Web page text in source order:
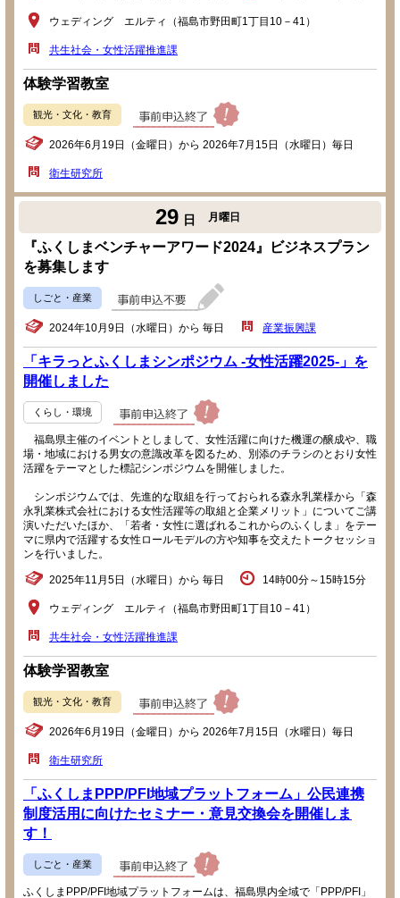
ウェディング エルティ（福島市野田町1丁目10－41）
共生社会・女性活躍推進課
体験学習教室
観光・文化・教育
2026年6月19日（金曜日）から 2026年7月15日（水曜日）毎日
衛生研究所
29 日 月曜日
『ふくしまベンチャーアワード2024』ビジネスプラン
を募集します
しごと・産業
2024年10月9日（水曜日）から 毎日 産業振興課
「キラっとふくしまシンポジウム -女性活躍2025-」を
開催しました
くらし・環境
福島県主催のイベントとしまして、女性活躍に向けた機運の醸成や、職
場・地域における男女の意識改革を図るため、別添のチラシのとおり女性
活躍をテーマとした標記シンポジウムを開催しました。
シンポジウムでは、先進的な取組を行っておられる森永乳業様から「森
永乳業株式会社における女性活躍等の取組と企業メリット」についてご講
演いただいたほか、「若者・女性に選ばれるこれからのふくしま」をテー
マに県内で活躍する女性ロールモデルの方や知事を交えたトークセッショ
ンを行いました。
2025年11月5日（水曜日）から 毎日 14時00分～15時15分
ウェディング エルティ（福島市野田町1丁目10－41）
共生社会・女性活躍推進課
体験学習教室
観光・文化・教育
2026年6月19日（金曜日）から 2026年7月15日（水曜日）毎日
衛生研究所
「ふくしまPPP/PFI地域プラットフォーム」公民連携
制度活用に向けたセミナー・意見交換会を開催しま
す！
しごと・産業
ふくしまPPP/PFI地域プラットフォームは、福島県内全域で「PPP/PFI」